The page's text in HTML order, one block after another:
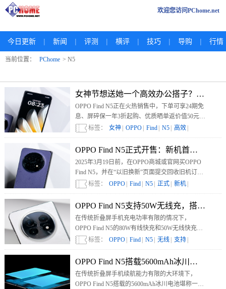
欢迎您访问PChome.net
今日更新 | 新闻 | 评测 | 横评 | 技巧 | 导购 | 行情
当前位置： PChome > N5
女神节想送她一个高效办公搭子？首选
OPPO Find N5正在火热销售中，下单可享24期免
息、屏碎保一年3折起购、优质晒单返价值50元积
分、以旧换新至高补贴1800元等购机好礼。感兴
趣的小伙伴赶紧去OPPO官方渠道抢购吧。
标签： 女神 OPPO Find N5 高效
OPPO Find N5正式开售：新机首发最高享
2025年3月19日前，在OPPO商城或官网买OPPO
Find N5，并在“以旧换新”页面提交回收旧机订单
且完成交易，即可参与以旧换新补贴。
标签： OPPO Find N5 正式 新机
OPPO Find N5支持50W无线充，搭配官
在传统折叠屏手机充电功率有限的情况下，
OPPO Find N5的80W有线快充和50W无线快充极
具价值。有线快充能让用户在短时间内补充大量
电量，快速“回血”。
标签： OPPO Find N5 无线 支持
OPPO Find N5搭载5600mAh冰川电池：持
在传统折叠屏手机续航能力有限的大环境下，
OPPO Find N5搭载的5600mAh冰川电池堪称一大